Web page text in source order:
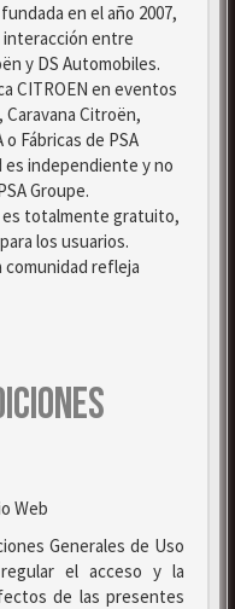
en el año 2007,
interacción entre
y DS Automobiles.
CITROEN en eventos
Caravana Citroën,
Fábricas de PSA
independiente y no
Groupe.
es totalmente gratuito,
los usuarios.
comunidad refleja
Web
Generales de Uso
el acceso y la
de las presentes